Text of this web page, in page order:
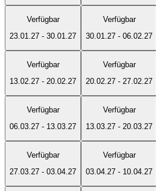
Verfügbar
23.01.27 - 30.01.27
Verfügbar
30.01.27 - 06.02.27
Verfügbar
13.02.27 - 20.02.27
Verfügbar
20.02.27 - 27.02.27
Verfügbar
06.03.27 - 13.03.27
Verfügbar
13.03.27 - 20.03.27
Verfügbar
27.03.27 - 03.04.27
Verfügbar
03.04.27 - 10.04.27